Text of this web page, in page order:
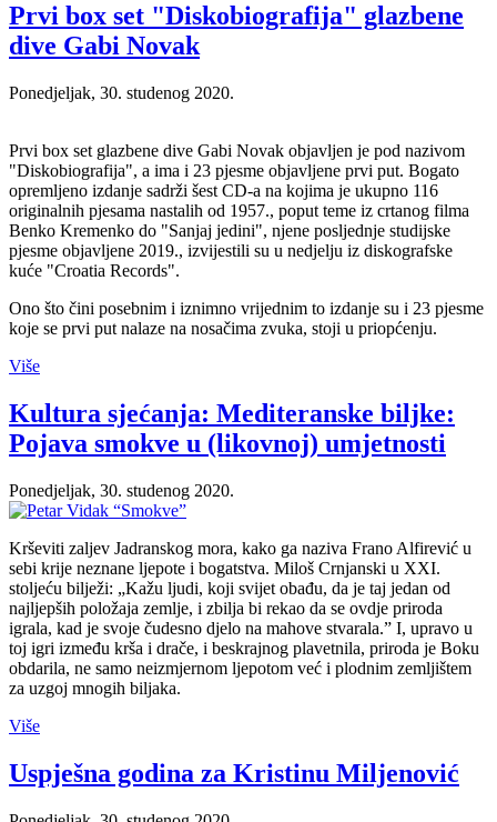
Prvi box set "Diskobiografija" glazbene
dive Gabi Novak
Ponedjeljak, 30. studenog 2020.
Prvi box set glazbene dive Gabi Novak objavljen je pod nazivom
"Diskobiografija", a ima i 23 pjesme objavljene prvi put. Bogato
opremljeno izdanje sadrži šest CD-a na kojima je ukupno 116
originalnih pjesama nastalih od 1957., poput teme iz crtanog filma
Benko Kremenko do "Sanjaj jedini", njene posljednje studijske
pjesme objavljene 2019., izvijestili su u nedjelju iz diskografske
kuće "Croatia Records".
Ono što čini posebnim i iznimno vrijednim to izdanje su i 23 pjesme
koje se prvi put nalaze na nosačima zvuka, stoji u priopćenju.
Više
Kultura sjećanja: Mediteranske biljke:
Pojava smokve u (likovnoj) umjetnosti
Ponedjeljak, 30. studenog 2020.
Krševiti zaljev Jadranskog mora, kako ga naziva Frano Alfirević u
sebi krije neznane ljepote i bogatstva. Miloš Crnjanski u XXI.
stoljeću bilježi: „Kažu ljudi, koji svijet obađu, da je taj jedan od
najljepših položaja zemlje, i zbilja bi rekao da se ovdje priroda
igrala, kad je svoje čudesno djelo na mahove stvarala.” I, upravo u
toj igri između krša i drače, i beskrajnog plavetnila, priroda je Boku
obdarila, ne samo neizmjernom ljepotom već i plodnim zemljištem
za uzgoj mnogih biljaka.
Više
Uspješna godina za Kristinu Miljenović